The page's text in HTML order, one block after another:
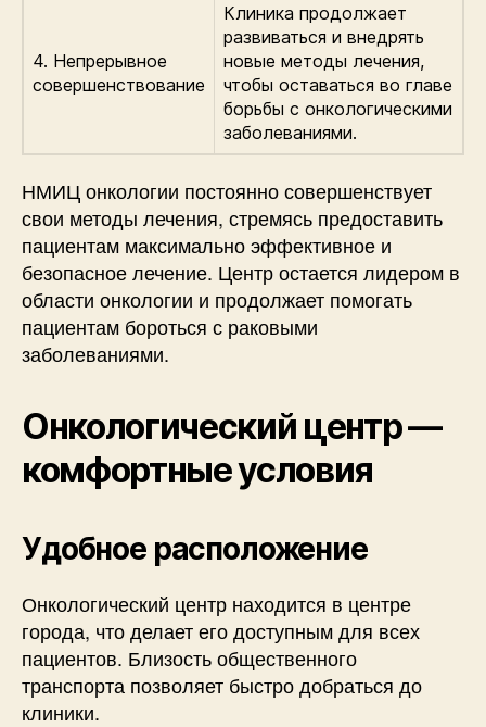
4. Непрерывное
совершенствование
Клиника продолжает
развиваться и внедрять
новые методы лечения,
чтобы оставаться во главе
борьбы с онкологическими
заболеваниями.
НМИЦ онкологии постоянно совершенствует
свои методы лечения, стремясь предоставить
пациентам максимально эффективное и
безопасное лечение. Центр остается лидером в
области онкологии и продолжает помогать
пациентам бороться с раковыми
заболеваниями.
Онкологический центр —
комфортные условия
Удобное расположение
Онкологический центр находится в центре
города, что делает его доступным для всех
пациентов. Близость общественного
транспорта позволяет быстро добраться до
клиники.